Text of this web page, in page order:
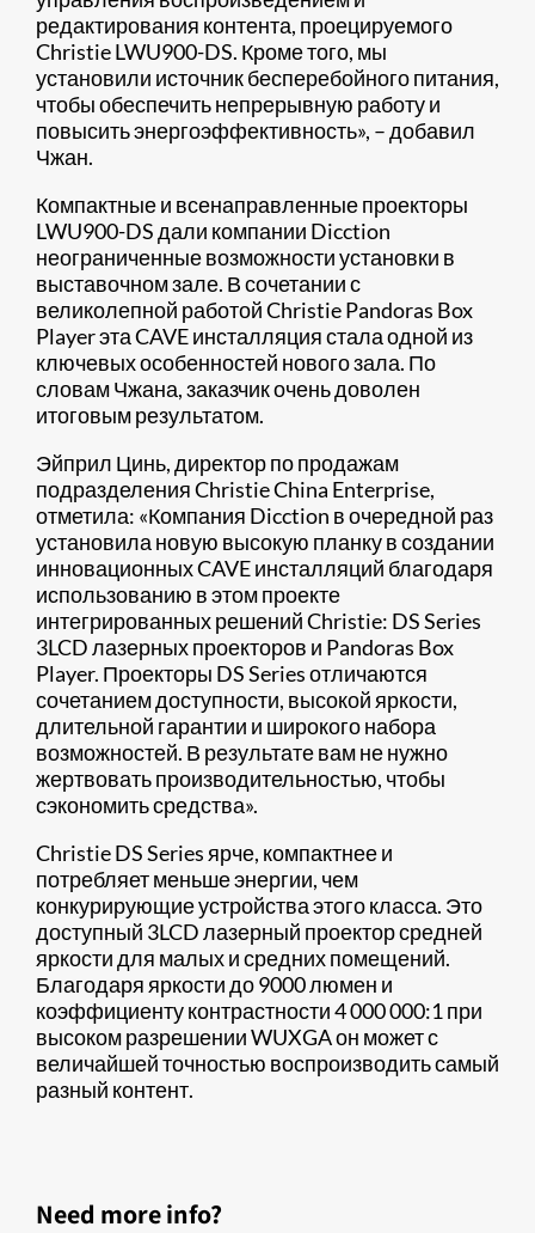
редактирования контента, проецируемого
Christie LWU900-DS. Кроме того, мы
установили источник бесперебойного питания,
чтобы обеспечить непрерывную работу и
повысить энергоэффективность», – добавил
Чжан.
Компактные и всенаправленные проекторы
LWU900-DS дали компании Dicction
неограниченные возможности установки в
выставочном зале. В сочетании с
великолепной работой Christie Pandoras Box
Player эта CAVE инсталляция стала одной из
ключевых особенностей нового зала. По
словам Чжана, заказчик очень доволен
итоговым результатом.
Эйприл Цинь, директор по продажам
подразделения Christie China Enterprise,
отметила: «Компания Dicction в очередной раз
установила новую высокую планку в создании
инновационных CAVE инсталляций благодаря
использованию в этом проекте
интегрированных решений Christie: DS Series
3LCD лазерных проекторов и Pandoras Box
Player. Проекторы DS Series отличаются
сочетанием доступности, высокой яркости,
длительной гарантии и широкого набора
возможностей. В результате вам не нужно
жертвовать производительностью, чтобы
сэкономить средства».
Christie DS Series ярче, компактнее и
потребляет меньше энергии, чем
конкурирующие устройства этого класса. Это
доступный 3LCD лазерный проектор средней
яркости для малых и средних помещений.
Благодаря яркости до 9000 люмен и
коэффициенту контрастности 4 000 000:1 при
высоком разрешении WUXGA он может с
величайшей точностью воспроизводить самый
разный контент.
Need more info?